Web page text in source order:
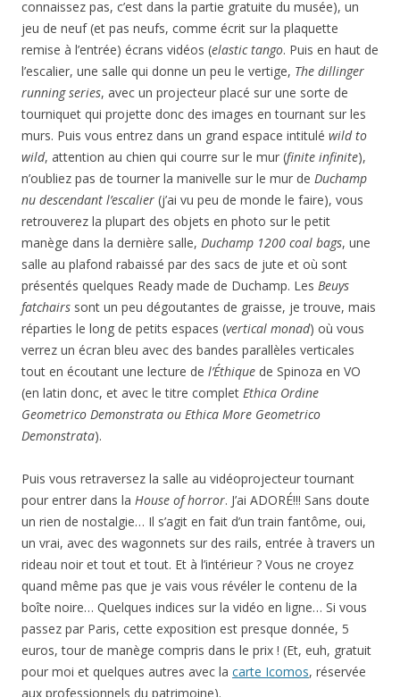
connaissez pas, c’est dans la partie gratuite du musée), un
jeu de neuf (et pas neufs, comme écrit sur la plaquette
remise à l’entrée) écrans vidéos (elastic tango. Puis en haut de
l’escalier, une salle qui donne un peu le vertige, The dillinger
running series, avec un projecteur placé sur une sorte de
tourniquet qui projette donc des images en tournant sur les
murs. Puis vous entrez dans un grand espace intitulé wild to
wild, attention au chien qui courre sur le mur (finite infinite),
n’oubliez pas de tourner la manivelle sur le mur de Duchamp
nu descendant l’escalier (j’ai vu peu de monde le faire), vous
retrouverez la plupart des objets en photo sur le petit
manège dans la dernière salle, Duchamp 1200 coal bags, une
salle au plafond rabaissé par des sacs de jute et où sont
présentés quelques Ready made de Duchamp. Les Beuys
fatchairs sont un peu dégoutantes de graisse, je trouve, mais
réparties le long de petits espaces (vertical monad) où vous
verrez un écran bleu avec des bandes parallèles verticales
tout en écoutant une lecture de l’Éthique de Spinoza en VO
(en latin donc, et avec le titre complet Ethica Ordine
Geometrico Demonstrata ou Ethica More Geometrico
Demonstrata).
Puis vous retraversez la salle au vidéoprojecteur tournant
pour entrer dans la House of horror. J’ai ADORÉ!!! Sans doute
un rien de nostalgie… Il s’agit en fait d’un train fantôme, oui,
un vrai, avec des wagonnets sur des rails, entrée à travers un
rideau noir et tout et tout. Et à l’intérieur ? Vous ne croyez
quand même pas que je vais vous révéler le contenu de la
boîte noire… Quelques indices sur la vidéo en ligne… Si vous
passez par Paris, cette exposition est presque donnée, 5
euros, tour de manège compris dans le prix ! (Et, euh, gratuit
pour moi et quelques autres avec la carte Icomos, réservée
aux professionnels du patrimoine).